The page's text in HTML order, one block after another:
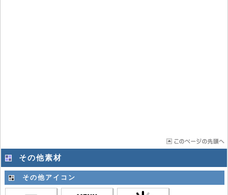
その他素材
その他アイコン